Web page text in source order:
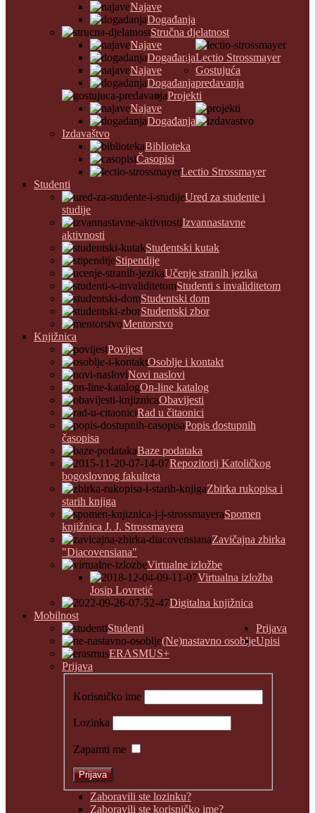
Najave
Događanja
Stručna djelatnost
Najave
DogađanjaLectio Strossmayer
Najave
Događanja
Gostujuća
predavanja
Najave
Događanja
Projekti
Izdavaštvo
Biblioteka
Časopisi
Lectio Strossmayer
Studenti
Ured za studente i
studije
Izvannastavne
aktivnosti
Studentski kutak
Stipendije
Učenje stranih jezika
Studenti s invaliditetom
Studentski dom
Studentski zbor
Mentorstvo
Knjižnica
Povijest
Osoblje i kontakt
Novi naslovi
On-line katalog
Obavijesti
Rad u čitaonici
Popis dostupnih
časopisa
Baze podataka
Repozitorij Katoličkog
bogoslovnog fakulteta
Zbirka rukopisa i
starih knjiga
Spomen
knjižnica J. J. Strossmayera
Zavičajna zbirka
"Diacovensiana"
Virtualne izložbe
Virtualna izložba
Josip Lovretić
Digitalna knjižnica
Mobilnost
Studenti
(Ne)nastavno osoblje
ERASMUS+
Prijava
Prijava
Korisničko ime
Lozinka
Zapamti me
Zaboravili ste lozinku?
Zaboravili ste korisničko ime?
Upisi